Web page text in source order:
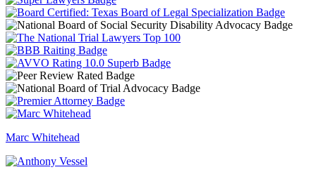
Marc Whitehead